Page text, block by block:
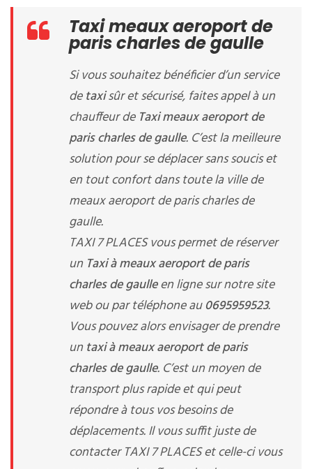
Taxi meaux aeroport de
paris charles de gaulle
Si vous souhaitez bénéficier d’un service
detaxisûr et sécurisé, faites appel à un
chauffeur de Taxi meaux aeroport de
paris charles de gaulle. C’est la meilleure
solution pour se déplacer sans soucis et
en tout confort dans toute la ville de
meaux aeroport de paris charles de
gaulle.
TAXI 7 PLACES vous permet de réserver
un Taxi à meaux aeroport de paris
charles de gaulleen ligne sur notre site
web ou par téléphone au0695959523.
Vous pouvez alors envisager de prendre
un taxi à meaux aeroport de paris
charles de gaulle. C’est un moyen de
transport plus rapide et qui peut
répondre à tous vos besoins de
déplacements. Il vous suffit juste de
contacter TAXI 7 PLACES et celle-ci vous